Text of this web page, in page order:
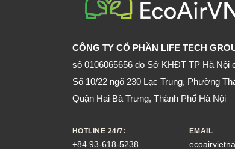
CÔNG TY CỔ PHẦN LIFE TECH
số 0106065656 do Sở KHĐT TP Hà Nội
Số 10/22 ngõ 230 Lạc Trung, Phường
Quận Hai Bà Trưng, Thành Phố Hà Nội
HOTLINE 24/7:
+84 93-618-5238
EMAIL